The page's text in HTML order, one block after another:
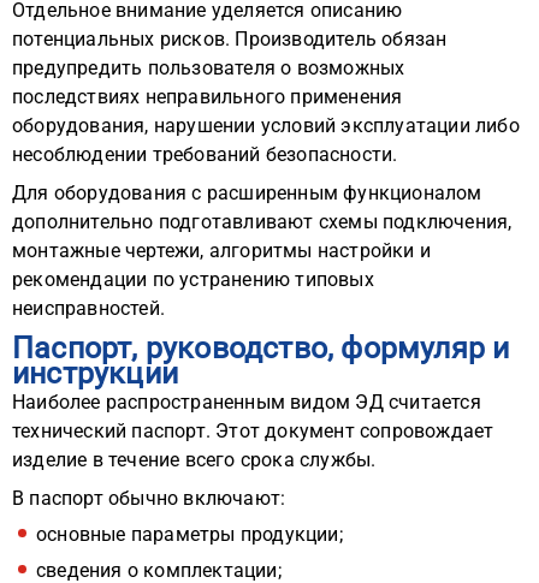
Отдельное внимание уделяется описанию
потенциальных рисков. Производитель обязан
предупредить пользователя о возможных
последствиях неправильного применения
оборудования, нарушении условий эксплуатации либо
несоблюдении требований безопасности.
Для оборудования с расширенным функционалом
дополнительно подготавливают схемы подключения,
монтажные чертежи, алгоритмы настройки и
рекомендации по устранению типовых
неисправностей.
Паспорт, руководство, формуляр и
инструкции
Наиболее распространенным видом ЭД считается
технический паспорт. Этот документ сопровождает
изделие в течение всего срока службы.
В паспорт обычно включают:
основные параметры продукции;
сведения о комплектации;